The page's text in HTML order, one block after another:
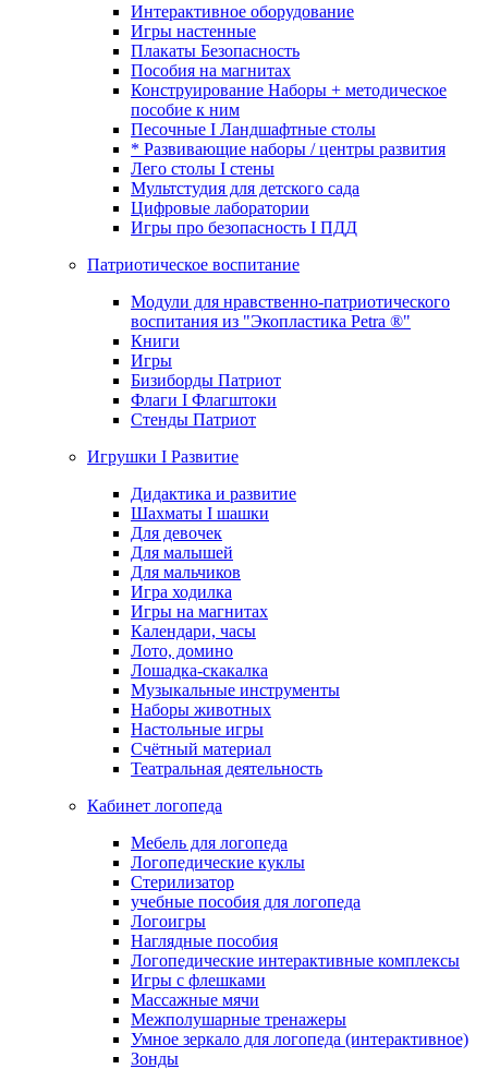
Интерактивное оборудование
Игры настенные
Плакаты Безопасность
Пособия на магнитах
Конструирование Наборы + методическое
пособие к ним
Песочные I Ландшафтные столы
* Развивающие наборы / центры развития
Лего столы I стены
Мультстудия для детского сада
Цифровые лаборатории
Игры про безопасность I ПДД
Патриотическое воспитание
Модули для нравственно-патриотического
воспитания из "Экопластика Petra ®"
Книги
Игры
Бизиборды Патриот
Флаги I Флагштоки
Стенды Патриот
Игрушки I Развитие
Дидактика и развитие
Шахматы I шашки
Для девочек
Для малышей
Для мальчиков
Игра ходилка
Игры на магнитах
Календари, часы
Лото, домино
Лошадка-скакалка
Музыкальные инструменты
Наборы животных
Настольные игры
Счётный материал
Театральная деятельность
Кабинет логопеда
Мебель для логопеда
Логопедические куклы
Стерилизатор
учебные пособия для логопеда
Логоигры
Наглядные пособия
Логопедические интерактивные комплексы
Игры с флешками
Массажные мячи
Межполушарные тренажеры
Умное зеркало для логопеда (интерактивное)
Зонды